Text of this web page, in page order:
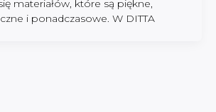
materiałów, które są piękne,
i ponadczasowe. W DITTA